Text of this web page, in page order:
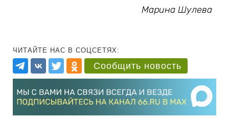
Марина Шулева
ЧИТАЙТЕ НАС В СОЦСЕТЯХ:
Сообщить новость